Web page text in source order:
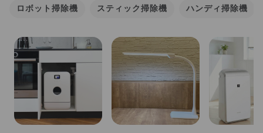
ロボット掃除機 スティック掃除機 ハンディ掃除機